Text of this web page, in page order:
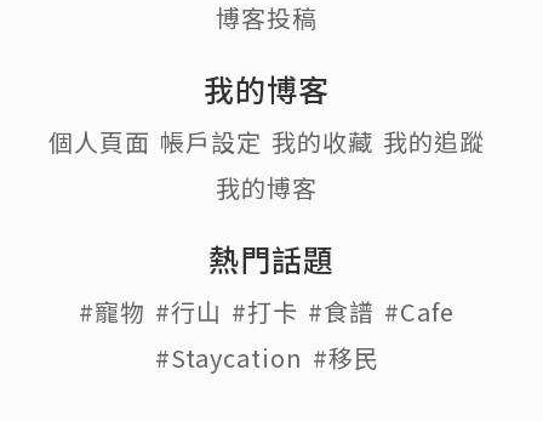
博客投稿
我的博客
個人頁面 帳戶設定 我的收藏 我的追蹤
我的博客
熱門話題
#寵物 #行山 #打卡 #食譜 #Cafe
#Staycation #移民